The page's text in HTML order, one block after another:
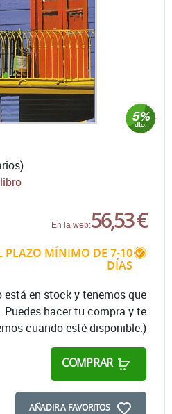
En la web:56,53 €
PLAZO MÍNIMO DE 7-10
DÍAS
está en stock y tenemos que
Puedes hacer tu compra y te
cuando esté disponible.)
COMPRAR
AÑADIR A FAVORITOS